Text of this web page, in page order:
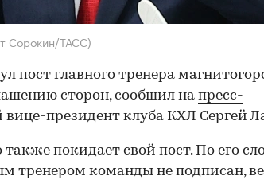
Сорокин/ТАСС)
пост главного тренера
сторон, сообщил на пресс-
вице-президент клуба КХЛ Сергей
покидает свой пост. По его
тренером команды не подписан,